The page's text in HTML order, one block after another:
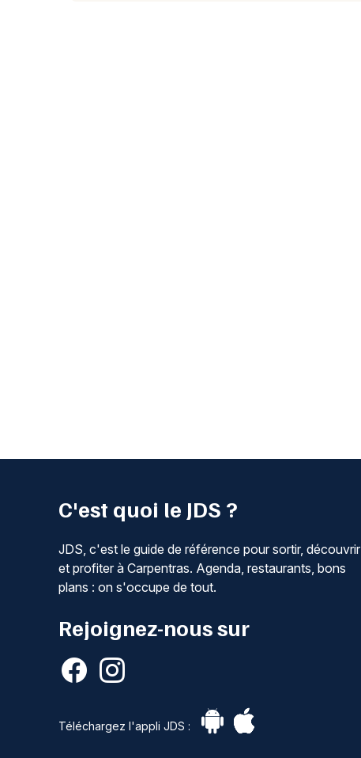
C'est quoi le JDS ?
JDS, c'est le guide de référence pour sortir, découvrir
et profiter à Carpentras. Agenda, restaurants, bons
plans : on s'occupe de tout.
Rejoignez-nous sur
Téléchargez l'appli JDS :